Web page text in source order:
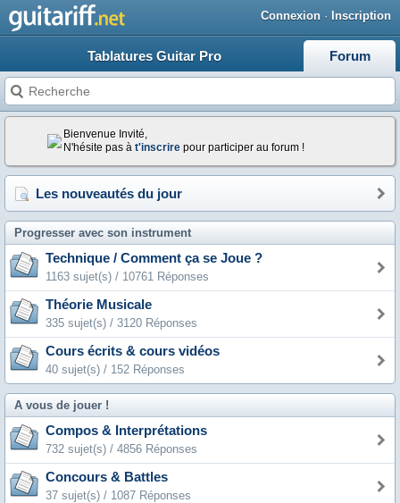
Connexion · Inscription
Tablatures Guitar Pro Forum
Bienvenue Invité,
N'hésite pas à t'inscrire pour participer au forum !
Les nouveautés du jour
Progresser avec son instrument
Technique / Comment ça se Joue ?
1163 sujet(s) / 10761 Réponses
Théorie Musicale
335 sujet(s) / 3120 Réponses
Cours écrits & cours vidéos
40 sujet(s) / 152 Réponses
A vous de jouer !
Compos & Interprétations
732 sujet(s) / 4856 Réponses
Concours & Battles
37 sujet(s) / 1087 Réponses